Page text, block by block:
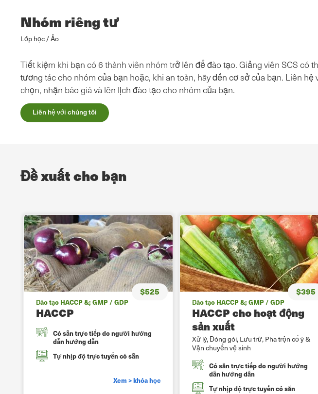
Nhóm riêng tư
Lớp học / Ảo
Tiết kiệm khi bạn có 6 thành viên nhóm trở lên để đào tạo. Giảng viên SCS có
tương tác cho nhóm của bạn hoặc, khi an toàn, hãy đến cơ sở của bạn. Liên
chọn, nhận báo giá và lên lịch đào tạo cho nhóm của bạn.
Liên hệ với chúng tôi
Đề xuất cho bạn
$525
Đào tạo HACCP &; GMP / GDP
HACCP
Có sẵn trực tiếp do người hướng
dẫn hướng dẫn
Tự nhịp độ trực tuyến có sẵn
Xem > khóa học
$395
Đào tạo HACCP &; GMP / GDP
HACCP cho hoạt động
sản xuất
Xử lý, Đóng gói, Lưu trữ, Pha trộn cố ý &
Vận chuyển vệ sinh
Có sẵn trực tiếp do người hướng
dẫn hướng dẫn
Tự nhịp độ trực tuyến có sẵn